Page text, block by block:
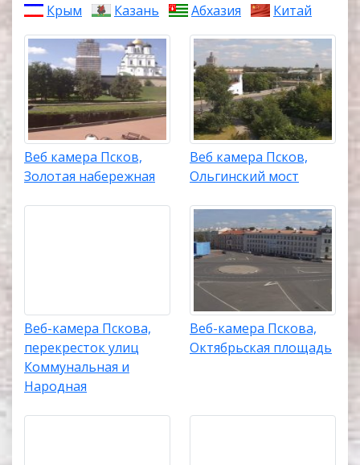
Крым
Казань Абхазия Китай
Веб камера Псков,
Золотая набережная
Веб камера Псков,
Ольгинский мост
Веб-камера Пскова,
перекресток улиц
Коммунальная и
Народная
Веб-камера Пскова,
Октябрьская площадь